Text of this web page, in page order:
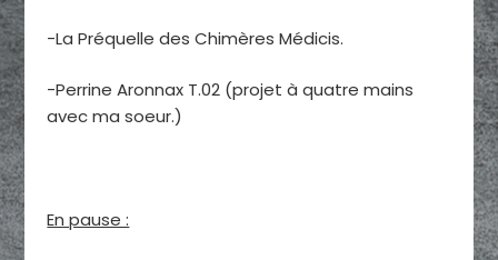
-La Préquelle des Chimères Médicis.
-Perrine Aronnax T.02 (projet à quatre mains
avec ma soeur.)
En pause :